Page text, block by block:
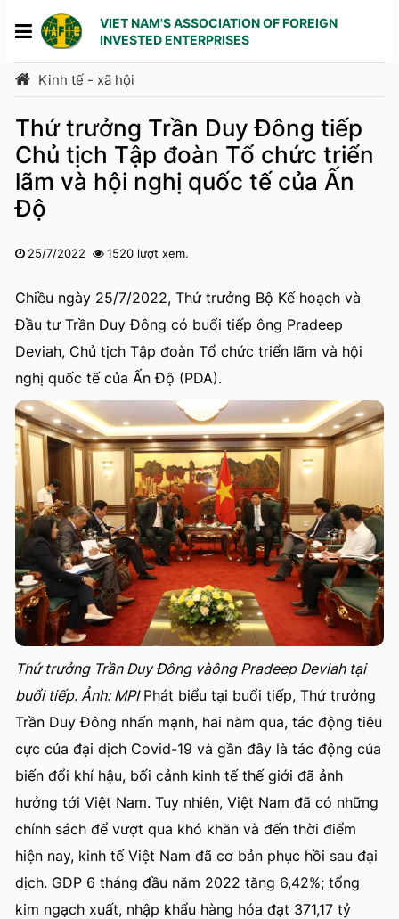
VIET NAM'S ASSOCIATION OF FOREIGN
INVESTED ENTERPRISES
Kinh tế - xã hội
Thứ trưởng Trần Duy Đông tiếp
Chủ tịch Tập đoàn Tổ chức triển
lãm và hội nghị quốc tế của Ấn
Độ
25/7/2022
1520 lượt xem.
Chiều ngày 25/7/2022, Thứ trưởng Bộ Kế hoạch và
Đầu tư Trần Duy Đông có buổi tiếp ông Pradeep
Deviah, Chủ tịch Tập đoàn Tổ chức triển lãm và hội
nghị quốc tế của Ấn Độ (PDA).
Thứ trưởng Trần Duy Đông vàông Pradeep Deviah tại
buổi tiếp. Ảnh: MPIPhát biểu tại buổi tiếp, Thứ trưởng
Trần Duy Đông nhấn mạnh, hai năm qua, tác động tiêu
cực của đại dịch Covid-19 và gần đây là tác động của
biến đổi khí hậu, bối cảnh kinh tế thế giới đã ảnh
hưởng tới Việt Nam. Tuy nhiên, Việt Nam đã có những
chính sách để vượt qua khó khăn và đến thời điểm
hiện nay, kinh tế Việt Nam đã cơ bản phục hồi sau đại
dịch. GDP 6 tháng đầu năm 2022 tăng 6,42%; tổng
kim ngạch xuất, nhập khẩu hàng hóa đạt 371,17 tỷ